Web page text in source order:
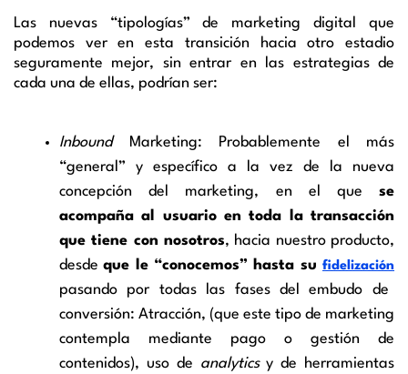
Las nuevas “tipologías” de marketing digital que
podemos ver en esta transición hacia otro estadio
seguramente mejor, sin entrar en las estrategias de
cada una de ellas, podrían ser:
InboundMarketing: Probablemente el más
“general” y específico a la vez de la nueva
concepción del marketing, en el que se
acompaña al usuario en toda la transacción
que tiene con nosotros, hacia nuestro producto,
desdeque le “conocemos” hasta sufidelización
pasando por todas las fases del embudo de
conversión: Atracción, (que este tipo de marketing
contempla mediante pago o gestión de
contenidos), uso de analyticsy de herramientas